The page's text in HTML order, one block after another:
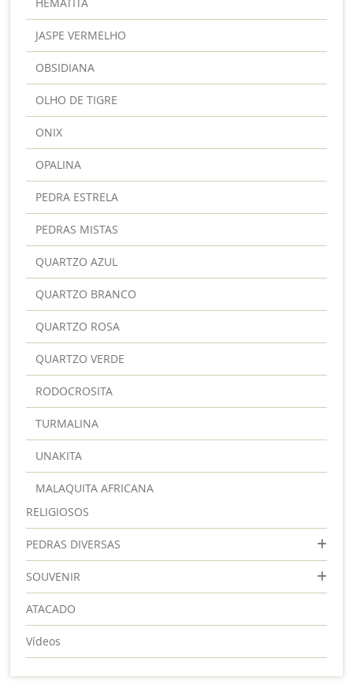
JASPE VERMELHO
OBSIDIANA
OLHO DE TIGRE
ONIX
OPALINA
PEDRA ESTRELA
PEDRAS MISTAS
QUARTZO AZUL
QUARTZO BRANCO
QUARTZO ROSA
QUARTZO VERDE
RODOCROSITA
TURMALINA
UNAKITA
MALAQUITA AFRICANA
RELIGIOSOS
PEDRAS DIVERSAS
SOUVENIR
ATACADO
Vídeos